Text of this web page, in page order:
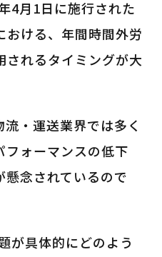
4月1日に施行された
おける、年間時間外労
されるタイミングが大
・運送業界では多く
フォーマンスの低下
念されているので
が具体的にどのよう